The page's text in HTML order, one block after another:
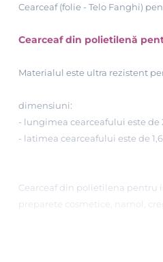
Cearceaf (folie - Telo Fanghi)
Cearceaf din polietilenă
Materialul este ultra rezistent
dimensiuni:
- lungimea cearceafului este de
- latimea cearceafului este de
Cearceaf din polietilena pentru
preparete cosmetice, namol,